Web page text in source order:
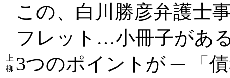
上
柳
この、白川勝彦弁護士
フレット…小冊子があ
3つのポイントが ─ 「